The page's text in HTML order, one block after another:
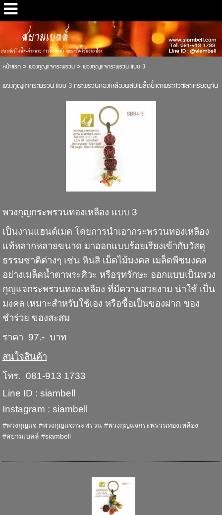
สยามเบลล์
siambell ผลิต-จำหน่าย กระดิ่ง ระฆัง และเครื่องใช้ทองเหลือง
หน้าแรก> พวงกุญแจกระพรวน> พวงกุญแจกระพรวน แบบ 3
พวงกุญแจกระพรวน แบบ 3 กระพรวนทองเหลืองผสมเมล็ดน้ำตาพระศิวะและเหรียญจีน
พวงกุญกระพรวนทองเหลือง แบบ 3
เป็นงานแฮนด์เมด โดยการนำเอากระพรวนทองเหลือง
แท้หลากหลายขนาด มาออกแบบร้อยเรียงเข้ากับวัสดุ
ธรรมชาติต่างๆ เช่น หินสิ เม็ดไม้มงคล เมล็ดพืชมงคล
อย่างเมล็ดน้ำตาพระศิวะ หรือรุทรักษะ ออกแบบเป็นพวง
กุญแจกระพรวนทองเหลือง ที่มีความสวยงาม น่าใช้ เป็น
มงคล เหมาะสำหรับใช้เอง หรือซื้อเป็นของฝาก ของ
ชำร่วย ของสะสม
ราคา 97.- บาท
สนใจสินค้า
โทร. 081-913 1733
Line ID : siambell
Instagram : siambell
#พวงกุญแจ #พวงกุญแจกระพรวน #พวงกุญแจกระพรวนทองเหลือง
#สยามเบลล์ #siambell